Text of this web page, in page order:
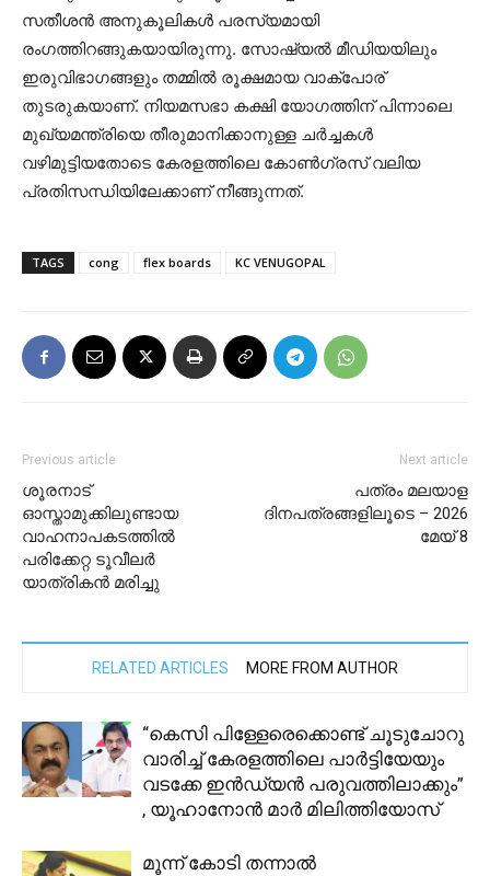
സതീശൻ അനുകൂലികൾ പരസ്യമായി
രംഗത്തിറങ്ങുകയായിരുന്നു. സോഷ്യൽ മീഡിയയിലും
ഇരുവിഭാഗങ്ങളും തമ്മിൽ രൂക്ഷമായ വാക്പോര്
തുടരുകയാണ്. നിയമസഭാ കക്ഷി യോഗത്തിന് പിന്നാലെ
മുഖ്യമന്ത്രിയെ തീരുമാനിക്കാനുള്ള ചർച്ചകൾ
വഴിമുട്ടിയതോടെ കേരളത്തിലെ കോൺഗ്രസ് വലിയ
പ്രതിസന്ധിയിലേക്കാണ് നീങ്ങുന്നത്.
TAGS cong flex boards KC VENUGOPAL
Previous article
ശൂരനാട്
ഓസ്താമുക്കിലുണ്ടായ
വാഹനാപകടത്തിൽ
പരിക്കേറ്റ ടൂവീലർ
യാത്രികൻ മരിച്ചു
Next article
പത്രം മലയാള
ദിനപത്രങ്ങളിലൂടെ – 2026
മേയ് 8
RELATED ARTICLES MORE FROM AUTHOR
“കെസി പിള്ളേരെക്കൊണ്ട് ചൂടുചോറു
വാരിച്ച് കേരളത്തിലെ പാർട്ടിയേയും
വടക്കേ ഇൻഡ്യൻ പരുവത്തിലാക്കും”
, യൂഹാനോൻ മാർ മിലിത്തിയോസ്
മൂന്ന് കോടി തന്നാൽ